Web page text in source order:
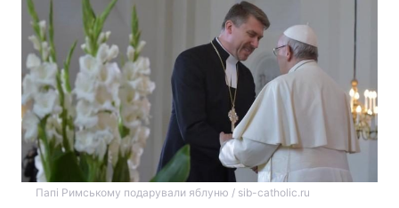
Папі Римському подарували яблуню / sib-catholic.ru